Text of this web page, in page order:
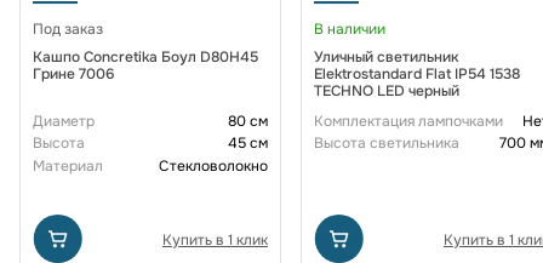
Под заказ
Кашпо Concretika Боул D80H45
Грине 7006
Диаметр
80 см
Высота
45 см
Материал
Стекловолокно
Купить в 1 клик
В наличии
Уличный светильник
Elektrostandard Flat IP54 1538
TECHNO LED черный
Комплектация лампочками
Высота светильника
700
Купить в 1